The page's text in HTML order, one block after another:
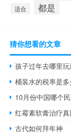
适合 都是
猜你想看的文章
孩子过年去哪里
桶装水的税率是
10月份中国哪个
红霉素软膏治疗真
古代如何拜年神